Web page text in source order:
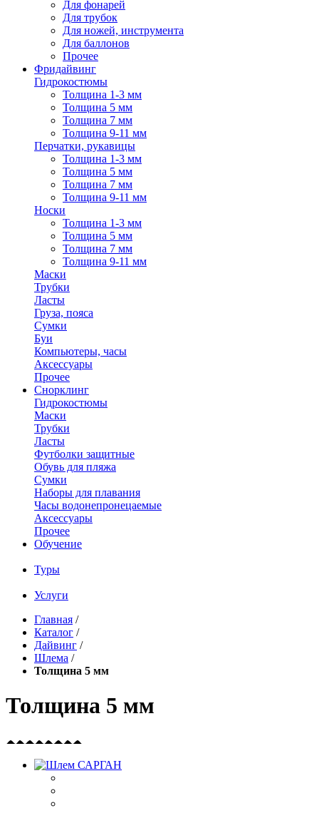
Для фонарей
Для трубок
Для ножей, инструмента
Для баллонов
Прочее
Фридайвинг
Гидрокостюмы
Толщина 1-3 мм
Толщина 5 мм
Толщина 7 мм
Толщина 9-11 мм
Перчатки, рукавицы
Толщина 1-3 мм
Толщина 5 мм
Толщина 7 мм
Толщина 9-11 мм
Носки
Толщина 1-3 мм
Толщина 5 мм
Толщина 7 мм
Толщина 9-11 мм
Маски
Трубки
Ласты
Груза, пояса
Сумки
Буи
Компьютеры, часы
Аксессуары
Прочее
Снорклинг
Гидрокостюмы
Маски
Трубки
Ласты
Футболки защитные
Обувь для пляжа
Сумки
Наборы для плавания
Часы водонепронецаемые
Аксессуары
Прочее
Обучение
Туры
Услуги
Главная /
Каталог /
Дайвинг /
Шлема /
Толщина 5 мм
Толщина 5 мм